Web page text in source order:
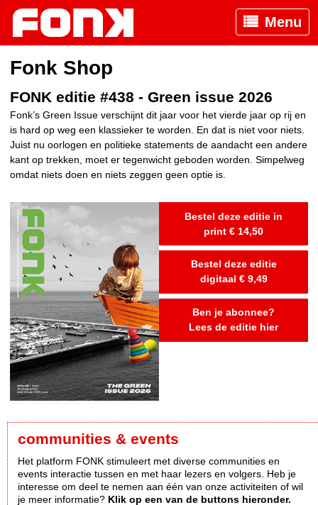
Menu
Fonk Shop
FONK editie #438 - Green issue 2026
Fonk’s Green Issue verschijnt dit jaar voor het vierde jaar op rij en
is hard op weg een klassieker te worden. En dat is niet voor niets.
Juist nu oorlogen en politieke statements de aandacht een andere
kant op trekken, moet er tegenwicht geboden worden. Simpelweg
omdat niets doen en niets zeggen geen optie is.
Bestel deze editie in
print € 14,50
Bestel deze editie
digitaal € 9,49
Ben je abonnee?
Lees de editie hier
communities & events
Het platform FONK stimuleert met diverse communities en
events interactie tussen en met haar lezers en volgers. Heb je
interesse om deel te nemen aan één van onze activiteiten of wil
je meer informatie? Klik op een van de buttons hieronder.